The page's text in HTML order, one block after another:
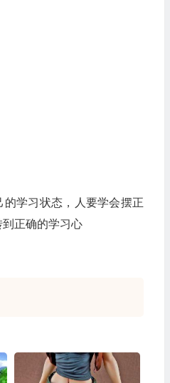
学习状态，人要学会摆正
正确的学习心